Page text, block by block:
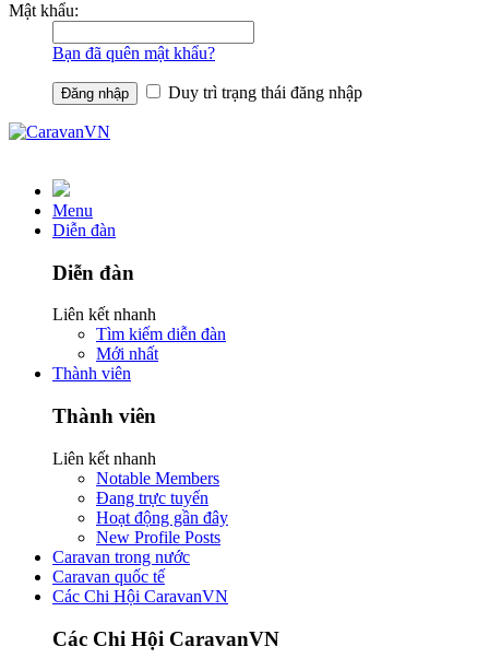
Mật khẩu:
Bạn đã quên mật khẩu?
Duy trì trạng thái đăng nhập
Menu
Diễn đàn
Diễn đàn
Liên kết nhanh
Tìm kiếm diễn đàn
Mới nhất
Thành viên
Thành viên
Liên kết nhanh
Notable Members
Đang trực tuyến
Hoạt động gần đây
New Profile Posts
Caravan trong nước
Caravan quốc tế
Các Chi Hội CaravanVN
Các Chi Hội CaravanVN